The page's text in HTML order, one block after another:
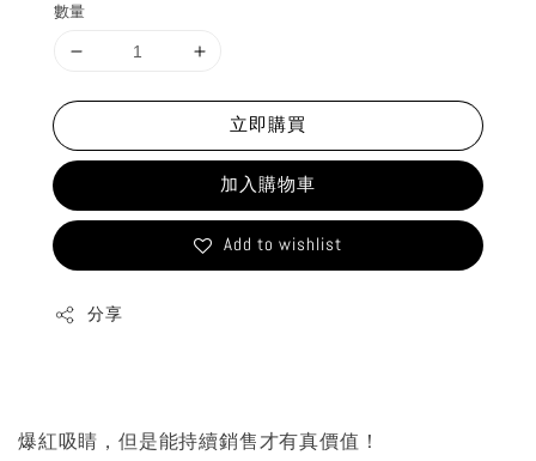
數量
立即購買
加入購物車
Add to wishlist
分享
爆紅吸睛，但是能持續銷售才有真價值！